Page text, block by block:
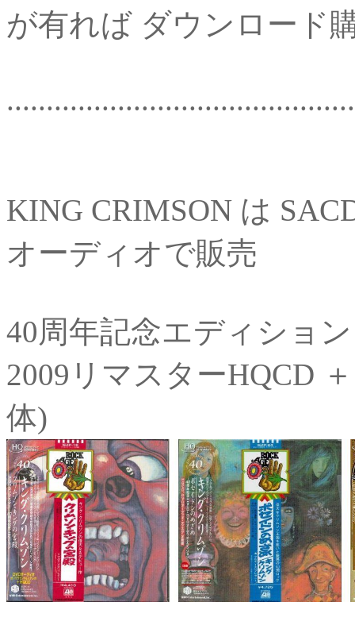
が有れば ダウンロード
KING CRIMSON は
オーディオで販売
40周年記念エディション
2009リマスターHQCD
体)